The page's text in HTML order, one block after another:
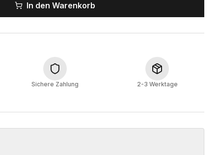
In den Warenkorb
Sichere Zahlung 2-3 Werktage